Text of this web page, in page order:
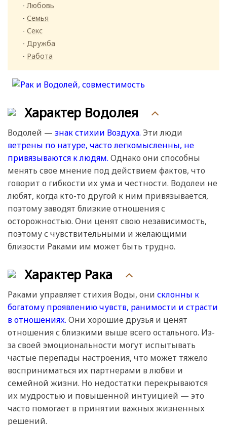
Любовь
Семья
Секс
Дружба
Работа
Характер Водолея
Водолей — знак стихии Воздуха. Эти люди
ветрены по натуре, часто легкомысленны, не
привязываются к людям. Однако они способны
менять свое мнение под действием фактов, что
говорит о гибкости их ума и честности. Водолеи не
любят, когда кто-то другой к ним привязывается,
поэтому заводят близкие отношения с
осторожностью. Они ценят свою независимость,
поэтому с чувствительными и желающими
близости Раками им может быть трудно.
Характер Рака
Раками управляет стихия Воды, они склонны к
богатому проявлению чувств, ранимости и страсти
в отношениях. Они хорошие друзья и ценят
отношения с близкими выше всего остального. Из-
за своей эмоциональности могут испытывать
частые перепады настроения, что может тяжело
восприниматься их партнерами в любви и
семейной жизни. Но недостатки перекрываются
их мудростью и повышенной интуицией — это
часто помогает в принятии важных жизненных
решений.